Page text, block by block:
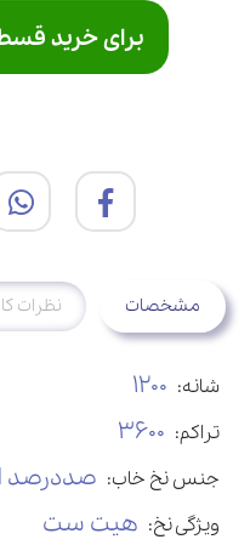
برای خرید
مشخصات نظرات
شانه: 1200
تراکم: 3600
جنس نخ خاب: صددرصد
ویژگی نخ: هیت ست